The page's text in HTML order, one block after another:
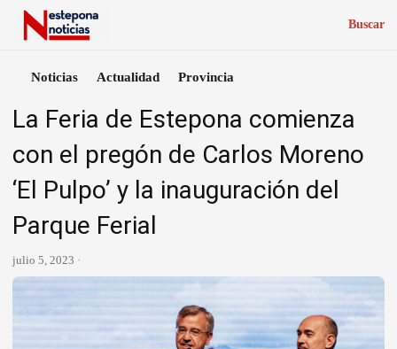
Buscar
Noticias Actualidad Provincia
La Feria de Estepona comienza
con el pregón de Carlos Moreno
‘El Pulpo’ y la inauguración del
Parque Ferial
julio 5, 2023 ·